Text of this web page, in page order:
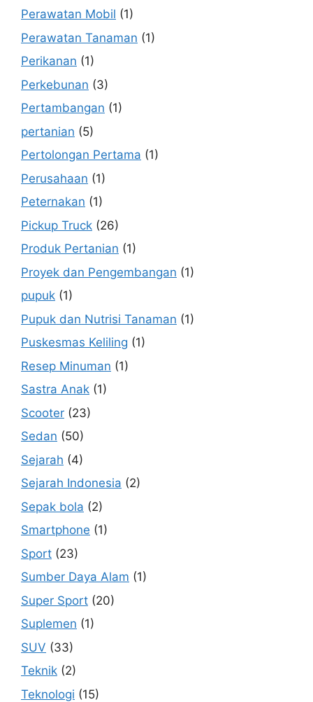
Perawatan Mobil (1)
Perawatan Tanaman (1)
Perikanan (1)
Perkebunan (3)
Pertambangan (1)
pertanian (5)
Pertolongan Pertama (1)
Perusahaan (1)
Peternakan (1)
Pickup Truck (26)
Produk Pertanian (1)
Proyek dan Pengembangan (1)
pupuk (1)
Pupuk dan Nutrisi Tanaman (1)
Puskesmas Keliling (1)
Resep Minuman (1)
Sastra Anak (1)
Scooter (23)
Sedan (50)
Sejarah (4)
Sejarah Indonesia (2)
Sepak bola (2)
Smartphone (1)
Sport (23)
Sumber Daya Alam (1)
Super Sport (20)
Suplemen (1)
SUV (33)
Teknik (2)
Teknologi (15)